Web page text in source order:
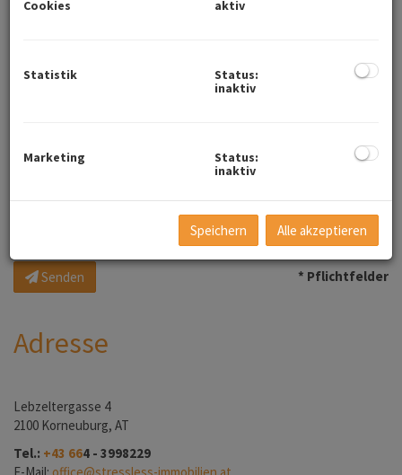
Wir verarbeiten Ihre personenbezogenen Daten, weitere
Senden * Pflichtfelder
Adresse
Lebzeltergasse 4
2100 Korneuburg, AT
Tel.: +43 664 - 3998229
Cookies
aktiv
Statistik
Status:
inaktiv
Marketing
Status:
inaktiv
Speichern Alle akzeptieren